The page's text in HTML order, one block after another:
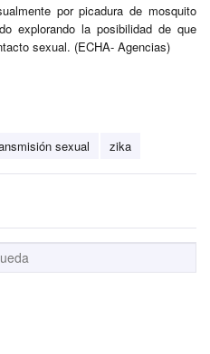
por picadura de mosquito
explorando la posibilidad de que
sexual. (ECHA- Agencias)
sexual zika